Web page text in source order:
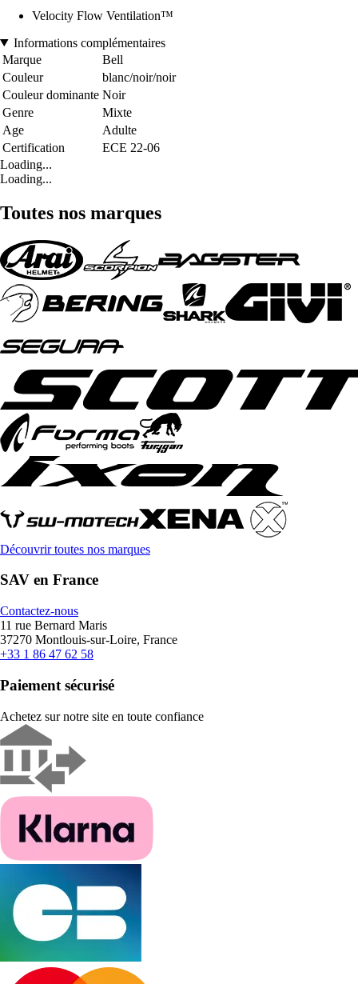
Velocity Flow Ventilation™
Informations complémentaires
Marque
Bell
Couleur
blanc/noir/noir
Couleur dominante Noir
Genre
Mixte
Age
Adulte
Certification
ECE 22-06
Loading...
Loading...
Toutes nos marques
Découvrir toutes nos marques
SAV en France
Contactez-nous
11 rue Bernard Maris
37270 Montlouis-sur-Loire, France
+33 1 86 47 62 58
Paiement sécurisé
Achetez sur notre site en toute confiance